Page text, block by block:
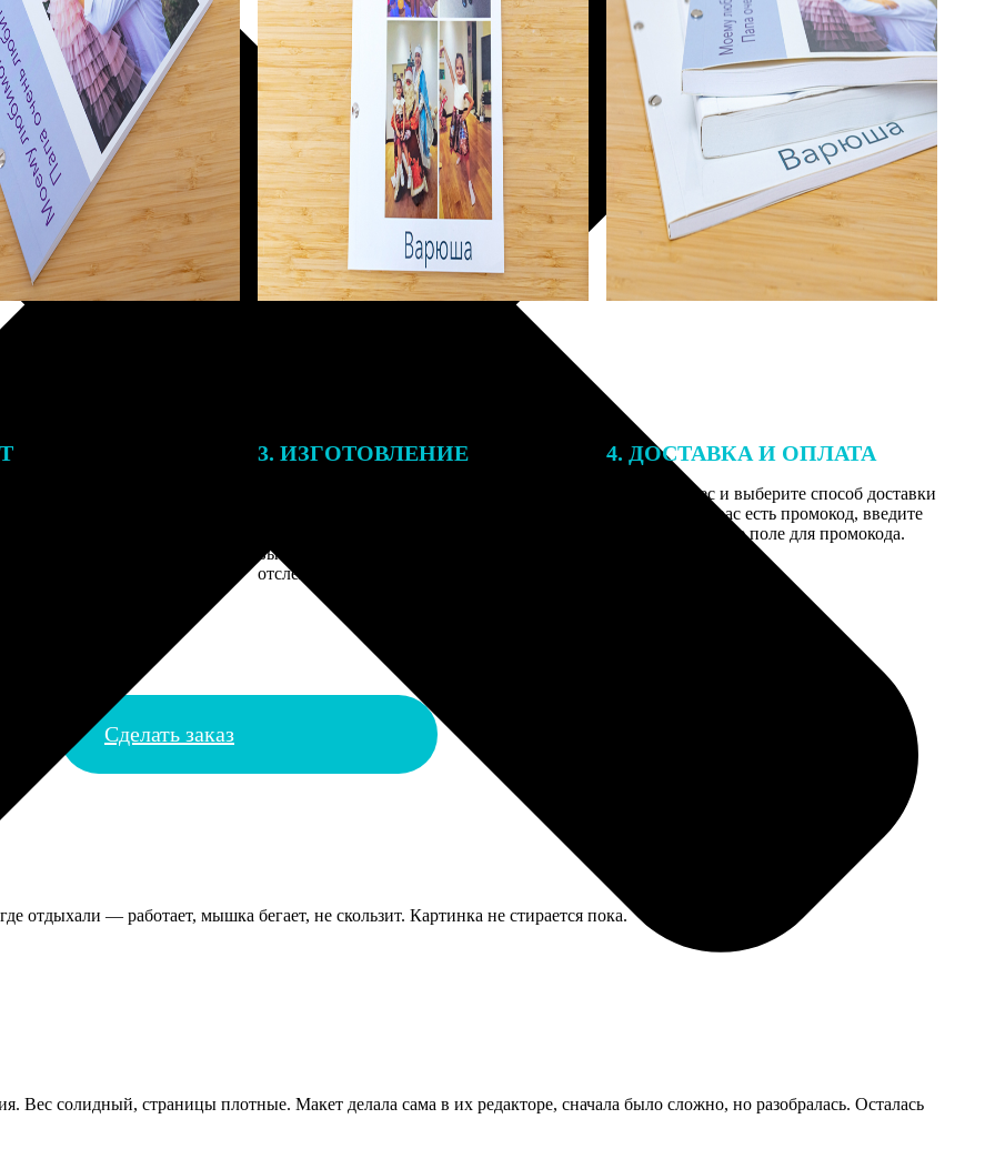
3. ИЗГОТОВЛЕНИЕ
вы получите письмо с трек-номером для
отслеживания.
4. ДОСТАВКА И ОПЛАТА
Введите адрес и выберите способ доставки
заказа. Если у вас есть промокод, введите
его в специальное поле для промокода.
Сделать заказ
отдыхали — работает, мышка бегает, не скользит. Картинка не стирается пока.
Вес солидный, страницы плотные. Макет делала сама в их редакторе, сначала было сложно, но разобралась. Осталась